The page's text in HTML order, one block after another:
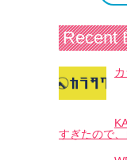
Recent
すぎたので、